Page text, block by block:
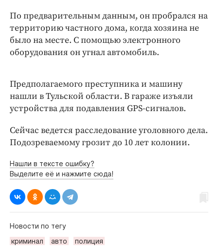
По предварительным данным, он пробрался на
территорию частного дома, когда хозяина не
было на месте. С помощью электронного
оборудования он угнал автомобиль.
Предполагаемого преступника и машину
нашли в Тульской области. В гараже изъяли
устройства для подавления GPS-сигналов.
Сейчас ведется расследование уголовного дела.
Подозреваемому грозит до 10 лет колонии.
Нашли в тексте ошибку?
Выделите её и нажмите сюда!
Новости по тегу
криминал
авто полиция